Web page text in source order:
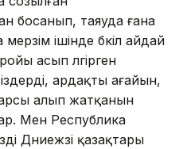
босанып, таяуда ғана
ішінде бүкіл айдай
асып үлгірген
ардақты ағайын,
алып жатқанын
Мен Республика
Дүниежүзі қазақтары